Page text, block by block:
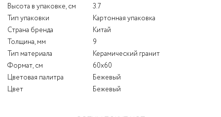
Высота в упаковке, см
3.7
Тип упаковки
Картонная упаковка
Страна бренда
Китай
Толщина, мм
9
Тип материала
Керамический гранит
Формат, см
60x60
Цветовая палитра
Бежевый
Цвет
Бежевый